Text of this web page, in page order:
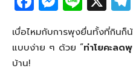
a
c
e
e
ss
e
n
e
เบื่อไหมกับการพุงยื่นทั้งที่กินก็
แบบง่าย ๆ ด้วย “ท่าโยคะลด
บ้าน!